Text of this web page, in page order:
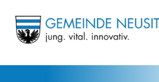
Inhalt
springen